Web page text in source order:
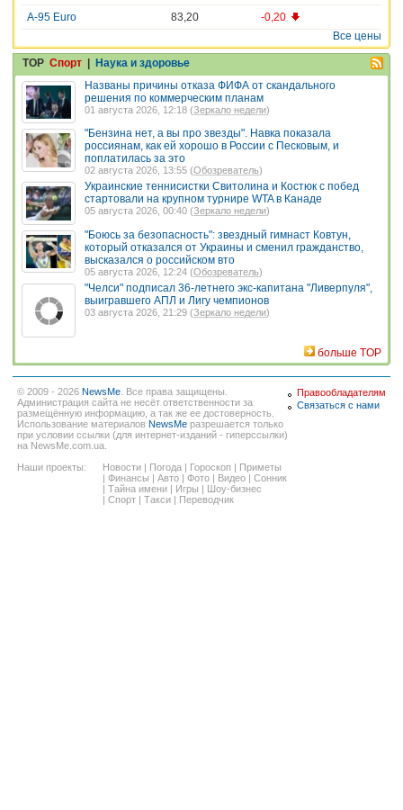
A-95 Euro
83,20
-0,20
Все цены
TOP Спорт | Наука и здоровье
Названы причины отказа ФИФА от скандального
решения по коммерческим планам
01 августа 2026, 12:18 (Зеркало недели)
"Бензина нет, а вы про звезды". Навка показала
россиянам, как ей хорошо в России с Песковым, и
поплатилась за это
02 августа 2026, 13:55 (Обозреватель)
Украинские теннисистки Свитолина и Костюк с побед
стартовали на крупном турнире WTA в Канаде
05 августа 2026, 00:40 (Зеркало недели)
"Боюсь за безопасность": звездный гимнаст Ковтун,
который отказался от Украины и сменил гражданство,
высказался о российском вто
05 августа 2026, 12:24 (Обозреватель)
"Челси" подписал 36-летнего экс-капитана "Ливерпуля",
выигравшего АПЛ и Лигу чемпионов
03 августа 2026, 21:29 (Зеркало недели)
больше TOP
© 2009 - 2026 NewsMe . Все права защищены.
Администрация сайта не несёт ответственности за
размещённую информацию, а так же ее достоверность.
Использование материалов NewsMe разрешается только
при условии ссылки (для интернет-изданий - гиперссылки)
на NewsMe.com.ua.
Наши проекты:
Новости | Погода | Гороскоп | Приметы
| Финансы | Авто | Фото | Видео | Сонник
| Тайна имени | Игры | Шоу-бизнес
| Спорт | Такси | Переводчик
Правообладателям
Связаться с нами